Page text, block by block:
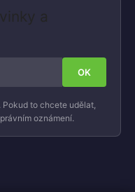
a
to chcete udělat,
oznámení.